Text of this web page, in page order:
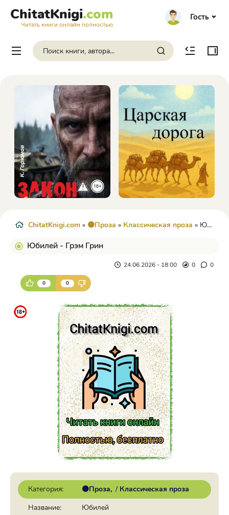
ChitatKnigi.com
Читать книги онлайн полностью
Гость
ChitatKnigi.com » 🟠Проза » Классическая проза » Юбилей - Грэм Грин
Юбилей - Грэм Грин
24.06.2026 - 18:00 0 0
0 0
Категория: 🟠Проза / Классическая проза
Название:
Юбилей